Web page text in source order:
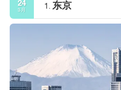
24
3月 1. 东京